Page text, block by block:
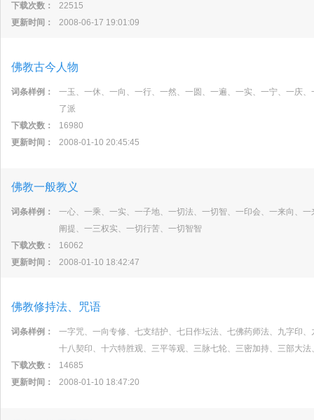
下载次数：
22515
更新时间：
2008-06-17 19:01:09
佛教古今人物
词条样例：
一玉、一休、一向、一行、一然、一圆、一遍、一实、一宁、一庆
了派
下载次数：
16980
更新时间：
2008-01-10 20:45:45
佛教一般教义
词条样例：
一心、一乘、一实、一子地、一切法、一切智、一印会、一来向、
阐提、一三权实、一切行苦、一切智智
下载次数：
16062
更新时间：
2008-01-10 18:42:47
佛教修持法、咒语
词条样例：
一字咒、一向专修、七支结护、七日作坛法、七佛药师法、九字印
十八契印、十六特胜观、三平等观、三脉七轮、三密加持、三部大法
下载次数：
14685
更新时间：
2008-01-10 18:47:20